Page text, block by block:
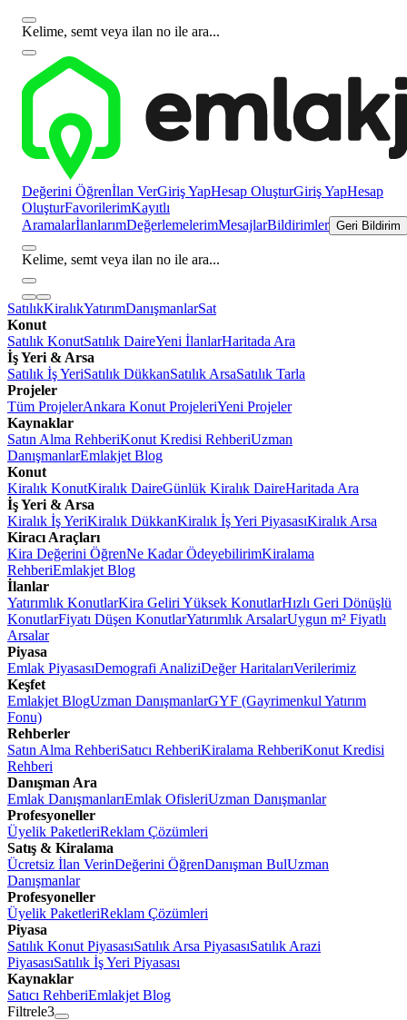
Kelime, semt veya ilan no ile ara...
Değerini Öğrenİlan VerGiriş YapHesap OluşturGiriş YapHesap
OluşturFavorilerimKayıtlı
AramalarİlanlarımDeğerlemelerimMesajlarBildirimler Geri Bildirim
Kelime, semt veya ilan no ile ara...
SatılıkKiralıkYatırımDanışmanlarSat
Konut
Satılık KonutSatılık DaireYeni İlanlarHaritada Ara
İş Yeri & Arsa
Satılık İş YeriSatılık DükkanSatılık ArsaSatılık Tarla
Projeler
Tüm ProjelerAnkara Konut ProjeleriYeni Projeler
Kaynaklar
Satın Alma RehberiKonut Kredisi RehberiUzman
DanışmanlarEmlakjet Blog
Konut
Kiralık KonutKiralık DaireGünlük Kiralık DaireHaritada Ara
İş Yeri & Arsa
Kiralık İş YeriKiralık DükkanKiralık İş Yeri PiyasasıKiralık Arsa
Kiracı Araçları
Kira Değerini ÖğrenNe Kadar ÖdeyebilirimKiralama
RehberiEmlakjet Blog
İlanlar
Yatırımlık KonutlarKira Geliri Yüksek KonutlarHızlı Geri Dönüşlü
KonutlarFiyatı Düşen KonutlarYatırımlık ArsalarUygun m² Fiyatlı
Arsalar
Piyasa
Emlak PiyasasıDemografi AnaliziDeğer HaritalarıVerilerimiz
Keşfet
Emlakjet BlogUzman DanışmanlarGYF (Gayrimenkul Yatırım
Fonu)
Rehberler
Satın Alma RehberiSatıcı RehberiKiralama RehberiKonut Kredisi
Rehberi
Danışman Ara
Emlak DanışmanlarıEmlak OfisleriUzman Danışmanlar
Profesyoneller
Üyelik PaketleriReklam Çözümleri
Satış & Kiralama
Ücretsiz İlan VerinDeğerini ÖğrenDanışman BulUzman
Danışmanlar
Profesyoneller
Üyelik PaketleriReklam Çözümleri
Piyasa
Satılık Konut PiyasasıSatılık Arsa PiyasasıSatılık Arazi
PiyasasıSatılık İş Yeri Piyasası
Kaynaklar
Satıcı RehberiEmlakjet Blog
Filtrele3